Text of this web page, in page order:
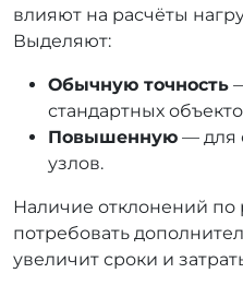
влияют на расчёты
Выделяют:
Обычную точность
стандартных
Повышенную — для
узлов.
Наличие отклонений
потребовать
увеличит сроки и